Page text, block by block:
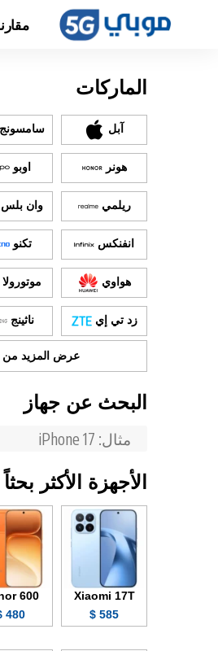
الماركات
آبل سامسونج
هونر اوبو
ريلمي وان بلس
انفنكس تكنو
هواوي موتورولا
زد تي إي ناثينج
عرض المزيد من
البحث عن جهاز
الأجهزة الأكثر بحثاً
Xiaomi 17T
585 $
600
480 $